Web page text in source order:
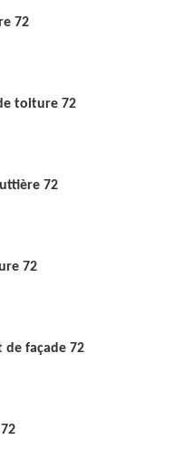
72
toiture 72
72
72
de façade 72